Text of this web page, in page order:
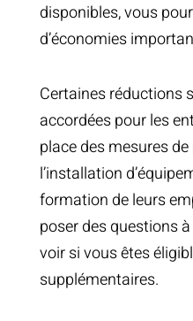
disponibles, vous
d’économies
Certaines réductions
accordées pour les
place des mesures
l’installation
formation de leurs
poser des questions
voir si vous êtes
supplémentaires.